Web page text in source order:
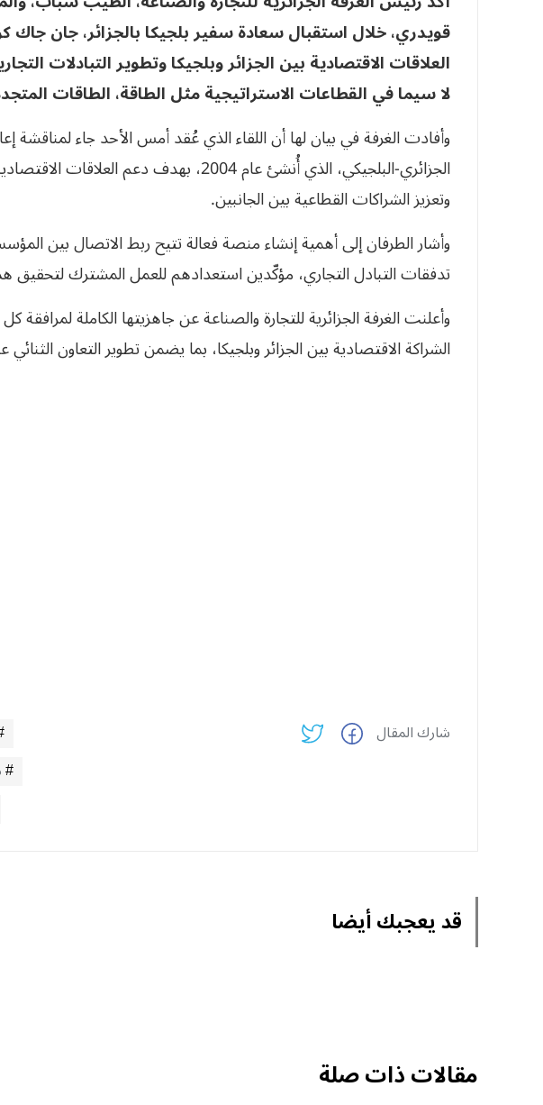
قويدري، خلال استقبال سعادة سفير بلجيكا بالجزائر، جان جاك
العلاقات الاقتصادية بين الجزائر وبلجيكا وتطوير التبادلات
لا سيما في القطاعات الاستراتيجية مثل الطاقة، الطاقات
وأفادت الغرفة في بيان لها أن اللقاء الذي عُقد أمس الأحد جاء
الجزائري-البلجيكي، الذي أُنشئ عام 2004، بهدف دعم
وتعزيز الشراكات القطاعية بين الجانبين.
وأشار الطرفان إلى أهمية إنشاء منصة فعالة تتيح ربط الاتصال بين
تدفقات التبادل التجاري، مؤكّدين استعدادهم للعمل المشترك لتحقيق
وأعلنت الغرفة الجزائرية للتجارة والصناعة عن جاهزيتها الكاملة لمرافقة
الشراكة الاقتصادية بين الجزائر وبلجيكا، بما يضمن تطوير التعاون
شارك المقال
قد يعجبك أيضا
مقالات ذات صلة